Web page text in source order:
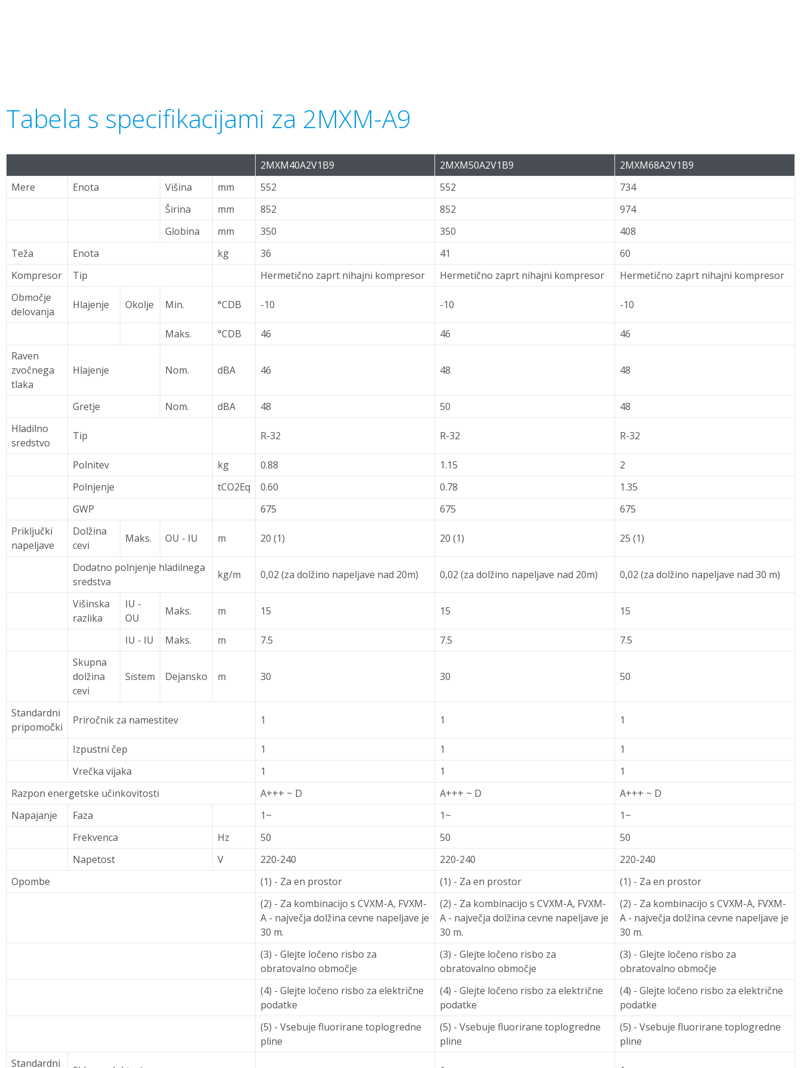
Tabela s specifikacijami za 2MXM-A9
2MXM40A2V1B9 2MXM50A2V1B9
2MXM68A2V1B9
Mere
Enota Višina mm 552 552
734
Širina
mm 852 852
974
Globina
mm 350 350
408
Teža
Enota kg 36 41
60
Kompresor
Tip Hermetično zaprt nihajni kompresor Hermetično zaprt nihajni kompresor
Hermetično zaprt nihajni kompresor
Območje
delovanja
Hlajenje Okolje Min. °CDB -10 -10 -10
Maks. °CDB 46 46
46
Raven
zvočnega
tlaka
Hlajenje Nom. dBA 46 48 48
Gretje Nom. dBA 48 50
48
Hladilno
sredstvo
Tip R-32 R-32 R-32
Polnitev kg 0.88 1.15
2
Polnjenje
tCO2Eq 0.60 0.78
1.35
GWP
675 675
675
Priključki
napeljave
Dolžina
cevi
Maks. OU - IU m 20 (1) 20 (1) 25 (1)
Dodatno polnjenje hladilnega
sredstva
kg/m 0,02 (za dolžino napeljave nad 20m) 0,02 (za dolžino napeljave nad 20m) 0,02 (za dolžino napeljave nad 30 m)
Višinska
razlika
IU -
OU
Maks. m 15 15 15
IU - IU Maks. m 7.5 7.5
7.5
Skupna
dolžina
cevi
Sistem Dejansko m 30 30 50
Standardni
pripomočki
Priročnik za namestitev 1 1 1
Izpustni čep 1 1
1
Vrečka vijaka
1 1
1
Razpon energetske učinkovitosti
A+++ ~ D A+++ ~ D
A+++ ~ D
Napajanje
Faza 1~ 1~
1~
Frekvenca
Hz 50 50
50
Napetost
V 220-240 220-240
220-240
Opombe
(1) - Za en prostor (1) - Za en prostor
(1) - Za en prostor
(2) - Za kombinacijo s CVXM-A, FVXM-
A - največja dolžina cevne napeljave je
30 m.
(2) - Za kombinacijo s CVXM-A, FVXM-
A - največja dolžina cevne napeljave je
30 m.
(2) - Za kombinacijo s CVXM-A, FVXM-
A - največja dolžina cevne napeljave je
30 m.
(3) - Glejte ločeno risbo za
obratovalno območje
(3) - Glejte ločeno risbo za
obratovalno območje
(3) - Glejte ločeno risbo za
obratovalno območje
(4) - Glejte ločeno risbo za električne
podatke
(4) - Glejte ločeno risbo za električne
podatke
(4) - Glejte ločeno risbo za električne
podatke
(5) - Vsebuje fluorirane toplogredne
pline
(5) - Vsebuje fluorirane toplogredne
pline
(5) - Vsebuje fluorirane toplogredne
pline
Standardni